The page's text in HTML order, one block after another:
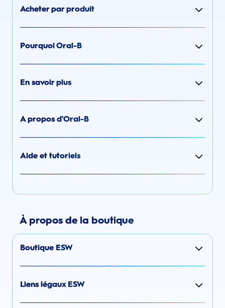
Acheter par produit
Pourquoi Oral-B
En savoir plus
A propos d'Oral-B
Aide et tutoriels
À propos de la boutique
Boutique ESW
Liens légaux ESW